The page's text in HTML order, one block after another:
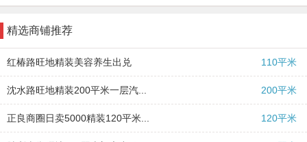
精选商铺推荐
110平米
红椿路旺地精装美容养生出兑
200平米
沈水路旺地精装200平米一层汽...
120平米
正良商圈日卖5000精装120平米...